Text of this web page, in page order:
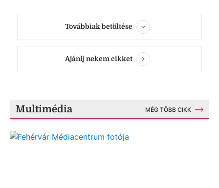
Továbbiak betöltése
Ajánlj nekem cikket
Multimédia MÉG TÖBB CIKK